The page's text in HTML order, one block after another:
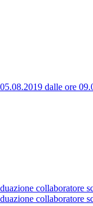
dalle ore
collaboratore
collaboratore